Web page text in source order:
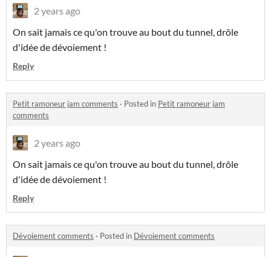
2 years ago
On sait jamais ce qu'on trouve au bout du tunnel, drôle
d'idée de dévoiement !
Reply
Petit ramoneur jam comments · Posted in Petit ramoneur jam
comments
2 years ago
On sait jamais ce qu'on trouve au bout du tunnel, drôle
d'idée de dévoiement !
Reply
Dévoiement comments · Posted in Dévoiement comments